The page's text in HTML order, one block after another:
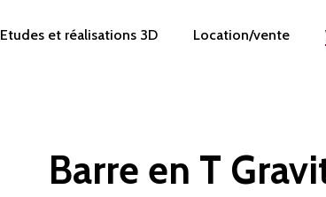
Etudes et réalisations 3D Location/vente
Barre en T